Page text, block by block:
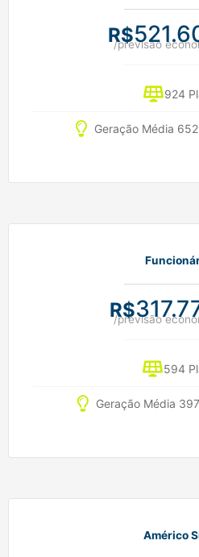
R$
/previsão
924
Geração Média
R$
/previsão
594
Geração Média
Américo